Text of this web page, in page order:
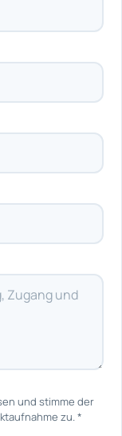
und stimme der
zu.*